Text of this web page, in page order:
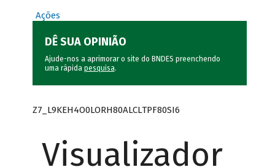
Ações
DÊ SUA OPINIÃO
Ajude-nos a aprimorar o site do BNDES preenchendo
uma rápida pesquisa.
Z7_L9KEH4O0LORH80ALCLTPF80SI6
Visualizador